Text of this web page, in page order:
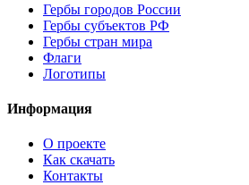
Гербы городов России
Гербы субъектов РФ
Гербы стран мира
Флаги
Логотипы
Информация
О проекте
Как скачать
Контакты